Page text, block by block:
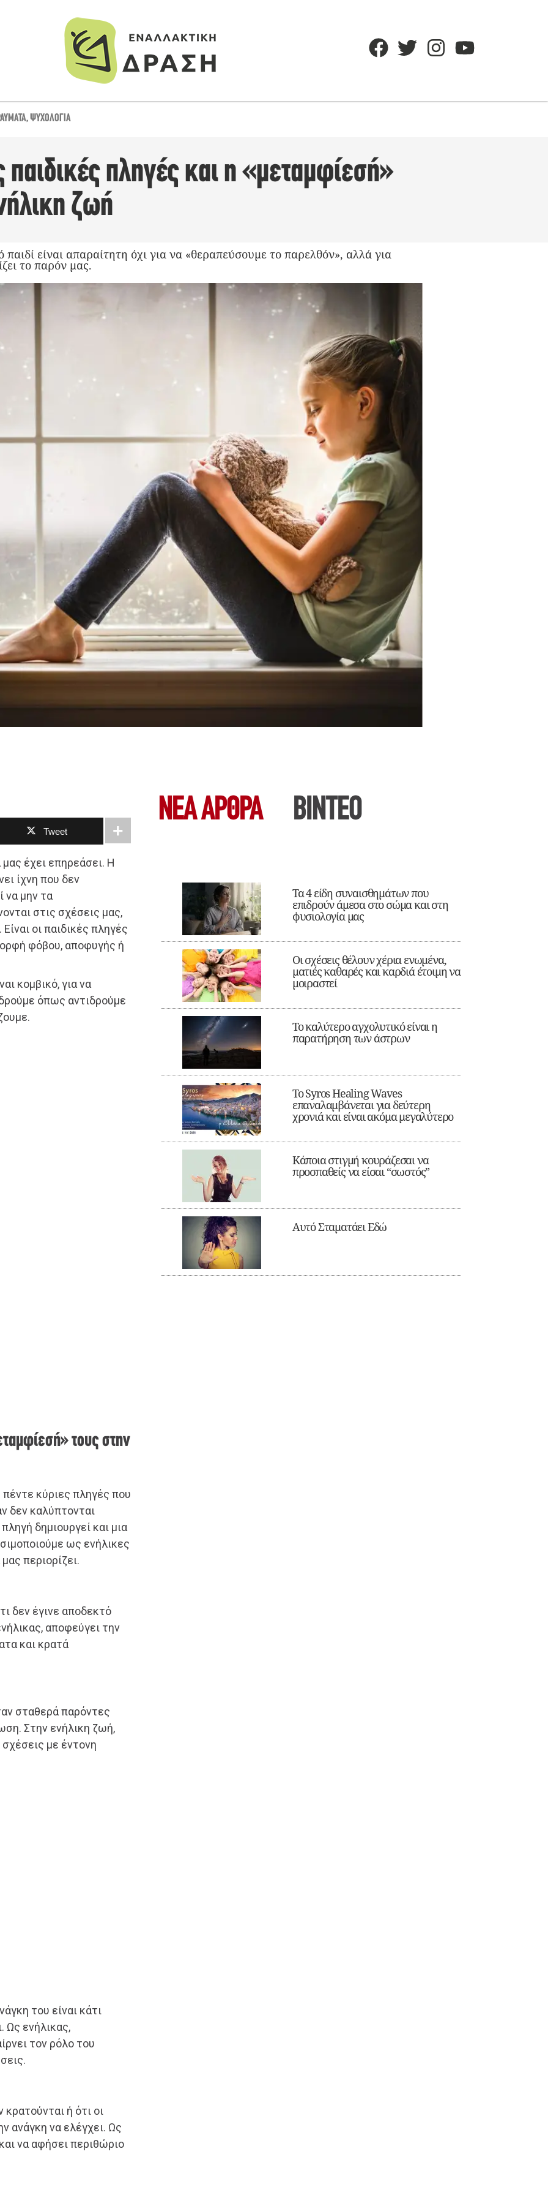
,ΨΥΧΟΛΟΓΊΑ
παιδικές πληγές και η «μεταμφίεσή»
ζωή
είναι απαραίτητη όχι για να «θεραπεύσουμε το παρελθόν», αλλά για
το παρόν μας.
Tweet
έχει επηρεάσει. Η
ίχνη που δεν
να μην τα
στις σχέσεις μας,
οι παιδικές πληγές
φόβου, αποφυγής ή
κομβικό, για να
όπως αντιδρούμε
τους στην
κύριες πληγές που
δεν καλύπτονται
δημιουργεί και μια
ως ενήλικες
περιορίζει.
δεν έγινε αποδεκτό
αποφεύγει την
και κρατά
σταθερά παρόντες
Στην ενήλικη ζωή,
με έντονη
του είναι κάτι
Ως ενήλικας,
τον ρόλο του
ή ότι οι
ανάγκη να ελέγχει. Ως
να αφήσει περιθώριο
ΝΕΑ ΆΡΘΡΑ ΒΙΝΤΕΟ
Τα 4 είδη συναισθημάτων που
επιδρούν άμεσα στο σώμα και στη
φυσιολογία μας
Οι σχέσεις θέλουν χέρια ενωμένα,
ματιές καθαρές και καρδιά έτοιμη να
μοιραστεί
Το καλύτερο αγχολυτικό είναι η
παρατήρηση των άστρων
Το Syros Healing Waves
επαναλαμβάνεται για δεύτερη
χρονιά και είναι ακόμα μεγαλύτερο
Κάποια στιγμή κουράζεσαι να
προσπαθείς να είσαι “σωστός”
Αυτό Σταματάει Εδώ